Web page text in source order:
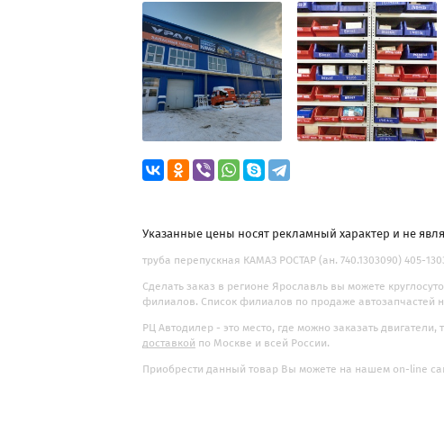
Указанные цены носят рекламный характер и не
труба перепускная КАМАЗ РОСТАР (ан. 740.1303090) 405-
Сделать заказ в регионе Ярославль вы можете
филиалов. Список филиалов по продаже автозапчастей
РЦ Автодилер - это место, где можно заказать
доставкой по Москве и всей России.
Приобрести данный товар Вы можете на нашем on-line